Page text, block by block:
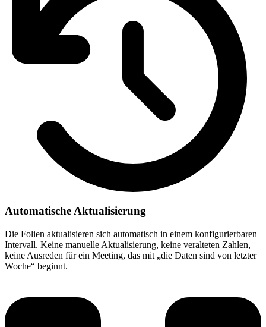
Automatische Aktualisierung
Die Folien aktualisieren sich automatisch in einem konfigurierbaren
Intervall. Keine manuelle Aktualisierung, keine veralteten Zahlen,
keine Ausreden für ein Meeting, das mit „die Daten sind von letzter
Woche“ beginnt.